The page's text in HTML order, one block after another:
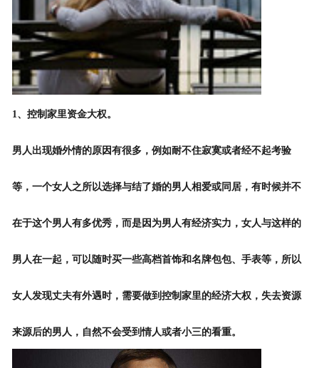
1、控制家里资金大权。
男人出现婚外情的原因有很多，例如耐不住寂寞或者经不起考验
等，一个女人之所以选择与结了婚的男人相爱或同居，有时候并不
在于这个男人有多优秀，而是因为男人有经济实力，女人与这样的
男人在一起，可以随时买一些高档首饰和名牌包包、手表等，所以
女人发现丈夫有外遇时，需要做到控制家里的经济大权，失去资源
来源后的男人，自然不会受到情人或者小三的看重。